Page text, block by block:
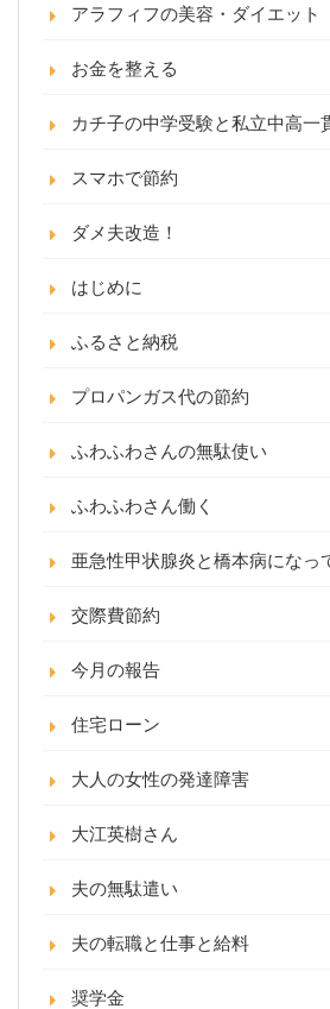
アラフィフの美容・ダイエット
お金を整える
カチ子の中学受験と私立中高一
スマホで節約
ダメ夫改造！
はじめに
ふるさと納税
プロパンガス代の節約
ふわふわさんの無駄使い
ふわふわさん働く
亜急性甲状腺炎と橋本病になっ
交際費節約
今月の報告
住宅ローン
大人の女性の発達障害
大江英樹さん
夫の無駄遣い
夫の転職と仕事と給料
奨学金